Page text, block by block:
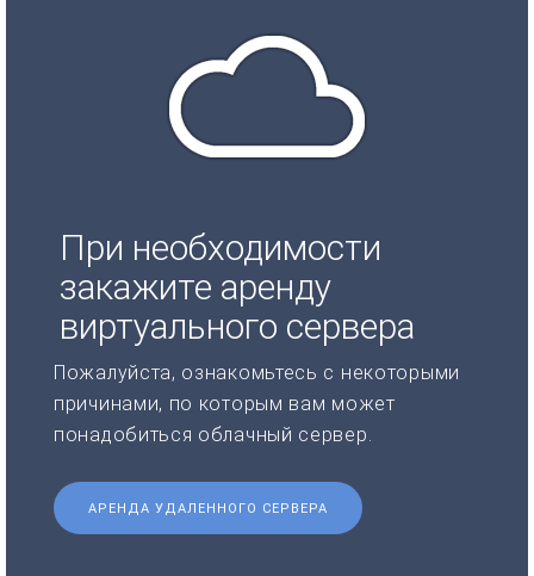
При необходимости
закажите аренду
виртуального сервера
Пожалуйста, ознакомьтесь с некоторыми
причинами, по которым вам может
понадобиться облачный сервер.
АРЕНДА УДАЛЕННОГО СЕРВЕРА